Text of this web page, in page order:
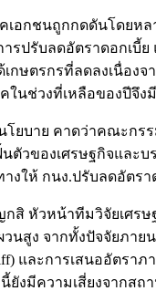
เอกชนถูกกดดันโดยหล
รปรับลดอัตราดอกเบี้ย
เกษตรกรที่ลดลงเนื่อ
ในช่วงที่เหลือของปีจึง
โยบาย คาดว่าคณะกรร
ตัวของเศรษฐกิจและบ
งให้ กนง.ปรับลดอัตรา
สิ หัวหน้าทีมวิจัยเศรษ
วนสูง จากทั้งปัจจัยภา
และการเสนออัต
ยังมีความเสี่ยงจากส